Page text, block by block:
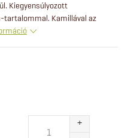
Kiegyensúlyozott
tartalommal. Kamillával az